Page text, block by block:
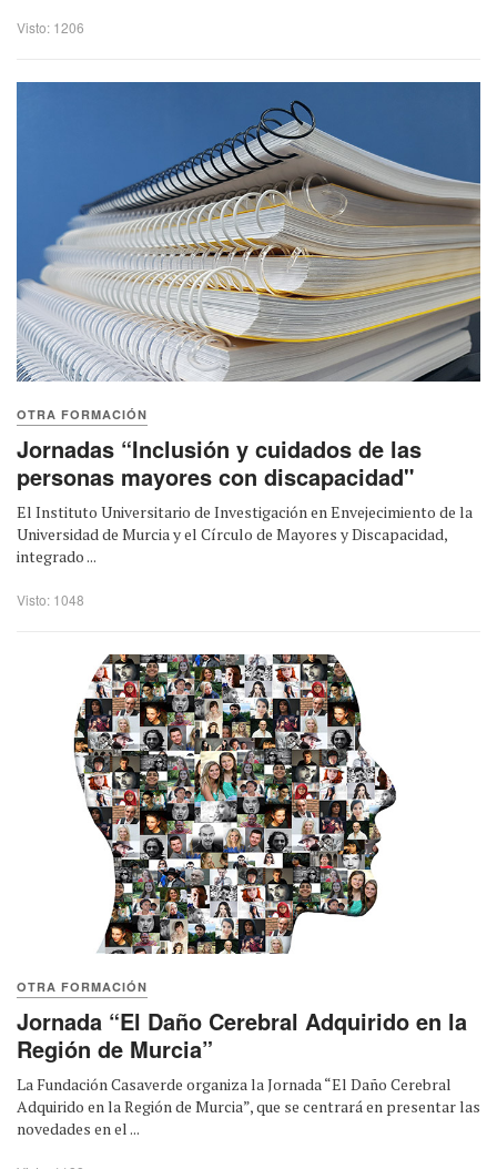
Visto: 1206
OTRA FORMACIÓN
Jornadas “Inclusión y cuidados de las
personas mayores con discapacidad"
El Instituto Universitario de Investigación en Envejecimiento de la
Universidad de Murcia y el Círculo de Mayores y Discapacidad,
integrado ...
Visto: 1048
OTRA FORMACIÓN
Jornada “El Daño Cerebral Adquirido en la
Región de Murcia”
La Fundación Casaverde organiza la Jornada “El Daño Cerebral
Adquirido en la Región de Murcia”, que se centrará en presentar las
novedades en el ...